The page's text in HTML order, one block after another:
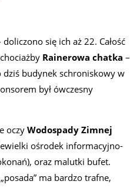
się ich aż 22. Całość
Rainerowa chatka –
dziś budynek schroniskowy w
był ówczesny
oczy Wodospady Zimnej
ośrodek informacyjno-
oraz malutki bufet.
ma bardzo trafne,